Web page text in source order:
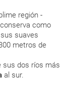
región -
como
suaves
metros de
sus dos ríos más
al sur.